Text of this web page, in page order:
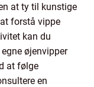
at ty til kunstige
forstå vippe
kan du
øjenvipper
at følge
en